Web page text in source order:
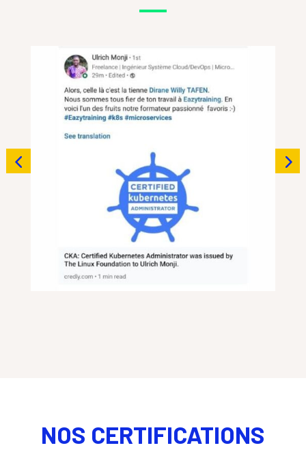
NOS CERTIFICATIONS